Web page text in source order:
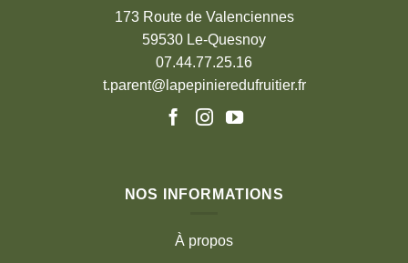
173 Route de Valenciennes
59530 Le-Quesnoy
07.44.77.25.16
t.parent@lapepinieredufruitier.fr
NOS INFORMATIONS
À propos